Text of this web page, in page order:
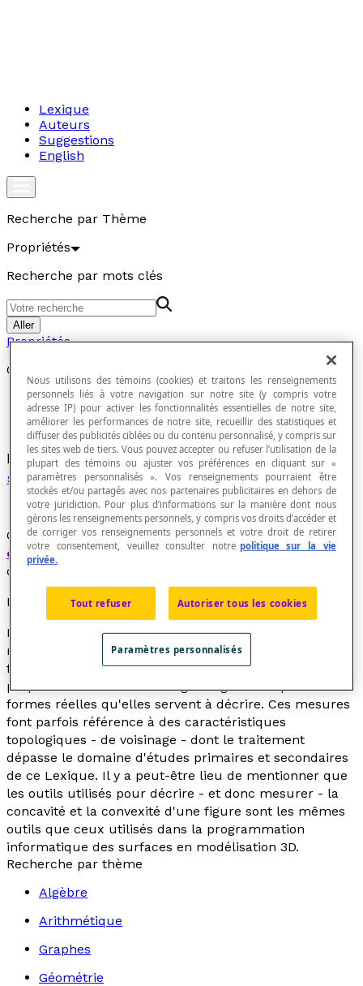
Lexique
Auteurs
Suggestions
English
Recherche par Thème
Propriétés
Recherche par mots clés
Aller
Propriétés
Convexité
Partie d'un objet ayant une forme bombée,
saillanteou incurvée vers l'extérieur.
Ce terme caractérise une forme par rapport à la
concavité. On peut mesurer le degré de convexité (ou
de concavité) d'une figure ou d'une partie d'une figure.
Note didactique
La courbure - et donc la convexité ou la concavité - la
rugosité, les
arêtes, lesangles, lessommets
figures planes ou tridimensionnelles sont des
propriétés mesurables de figures géométriques et des
formes réelles qu'elles servent à décrire. Ces mesures
font parfois référence à des caractéristiques
topologiques - de voisinage - dont le traitement
dépasse le domaine d'études primaires et secondaires
de ce Lexique. Il y a peut-être lieu de mentionner que
les outils utilisés pour décrire - et donc mesurer - la
concavité et la convexité d'une figure sont les mêmes
outils que ceux utilisés dans la programmation
informatique des surfaces en modélisation 3D.
Recherche par thème
Algèbre
Arithmétique
Graphes
Géométrie
Nous utilisons des témoins (cookies) et traitons les renseignements
personnels liés à votre navigation sur notre site (y compris votre
adresse IP) pour activer les fonctionnalités essentielles de notre site,
améliorer les performances de notre site, recueillir des statistiques et
diffuser des publicités ciblées ou du contenu personnalisé, y compris sur
les sites web de tiers. Vous pouvez accepter ou refuser l’utilisation de la
plupart des témoins ou ajuster vos préférences en cliquant sur «
paramètres personnalisés ». Vos renseignements pourraient être
stockés et/ou partagés avec nos partenaires publicitaires en dehors de
votre juridiction. Pour plus d’informations sur la manière dont nous
gérons les renseignements personnels, y compris vos droits d’accéder et
de corriger vos renseignements personnels et votre droit de retirer
votre consentement, veuillez consulter notre politique sur la vie
privée.
Tout refuser Autoriser tous les cookies
Paramètres personnalisés